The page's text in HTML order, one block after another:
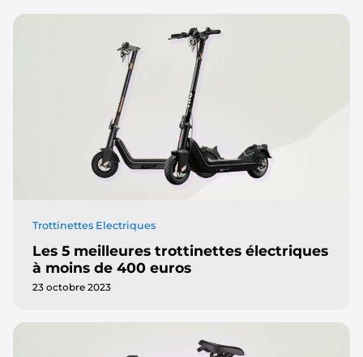
Trottinettes Electriques
Les 5 meilleures trottinettes électriques
à moins de 400 euros
23 octobre 2023